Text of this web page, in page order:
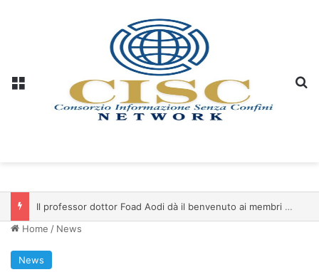
Il professor dottor Foad Aodi dà il benvenuto ai membri del Comitato per le Scienze delle Piramidi e le Scienze Archeologiche…
Home / News
News